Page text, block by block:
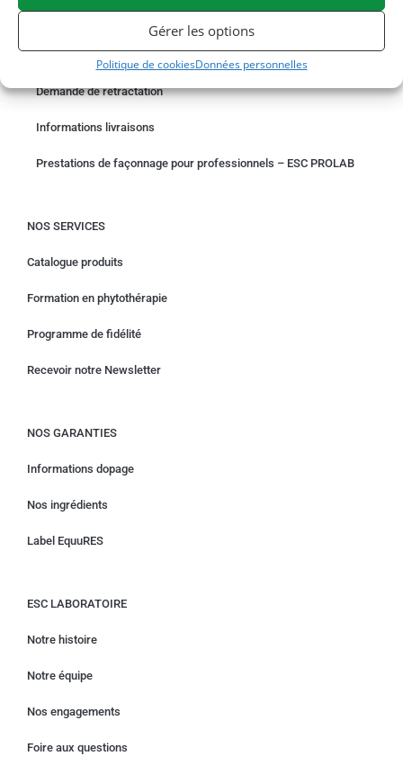
Gérer les options
Politique de cookiesDonnées personnelles
Un problème avec votre commande ?
Demande de rétractation
Informations livraisons
Prestations de façonnage pour professionnels – ESC PROLAB
NOS SERVICES
Catalogue produits
Formation en phytothérapie
Programme de fidélité
Recevoir notre Newsletter
NOS GARANTIES
Informations dopage
Nos ingrédients
Label EquuRES
ESC LABORATOIRE
Notre histoire
Notre équipe
Nos engagements
Foire aux questions